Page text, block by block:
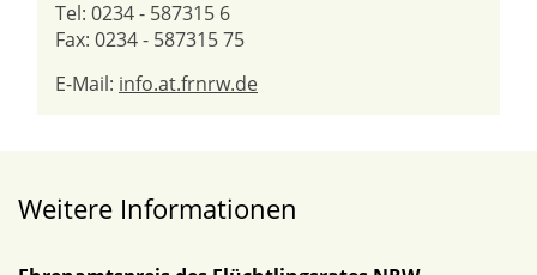
Tel: 0234 - 587315 6
Fax: 0234 - 587315 75
E-Mail: info.at.frnrw.de
Weitere Informationen